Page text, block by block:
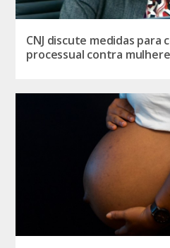
CNJ discute medidas para
processual contra